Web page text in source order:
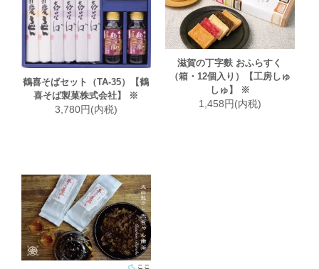
鶴喜そばセット（TA-35）【鶴
喜そば製菓株式会社】 ※
3,780円(内税)
滋賀の丁字麩 おふらすく
（箱・12個入り）【工房しゅ
しゅ】 ※
1,458円(内税)